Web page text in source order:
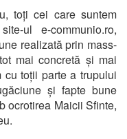
toți cei care suntem
ul e-communio.ro,
realizată prin mass-
mai concretă și mai
cu toții parte a trupului
și fapte bune
ocrotirea Maicii Sfinte,